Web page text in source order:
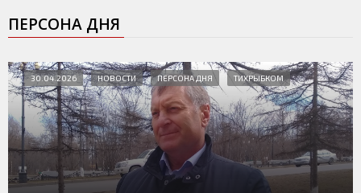
ПЕРСОНА ДНЯ
30.04.2026 НОВОСТИ ПЕРСОНА ДНЯ ТИХРЫБКОМ